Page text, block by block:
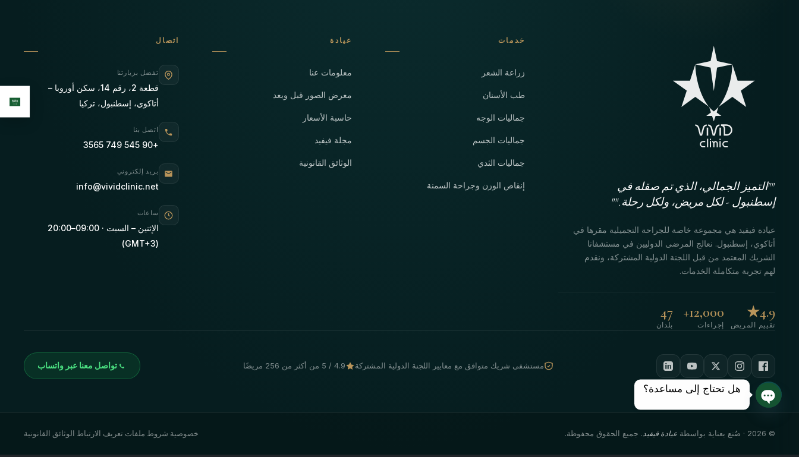
""التميز الجمالي، الذي تم صقله في
إسطنبول - لكل مريض، ولكل رحلة.""
عيادة فيفيد هي مجموعة خاصة للجراحة التجميلية مقرها في
أتاكوي، إسطنبول. نعالج المرضى الدوليين في مستشفانا
الشريك المعتمد من قبل اللجنة الدولية المشتركة، ونقدم
لهم تجربة متكاملة الخدمات.
4.9★
تقييم المريض
12,000+
إجراءات
47
بلدان
خدمات
زراعة الشعر
طب الأسنان
جماليات الوجه
جماليات الجسم
جماليات الثدي
إنقاص الوزن وجراحة السمنة
عيادة
معلومات عنا
معرض الصور قبل وبعد
حاسبة الأسعار
مجلة فيفيد
الوثائق القانونية
اتصال
تفضل بزيارتنا
قطعة 2، رقم 14، سكن أوروبا –
أتاكوي، إسطنبول، تركيا
اتصل بنا
+90 545 749 3565
بريد إلكتروني
info@vividclinic.net
ساعات
الإثنين – السبت · 09:00–20:00
(GMT+3)
مستشفى شريك متوافق مع معايير اللجنة الدولية المشتركة 4.9 / 5 من أكثر من 256 مريضًا تواصل معنا عبر واتساب
©
2026 · صُنع بعناية بواسطة عيادة فيفيد. جميع الحقوق محفوظة. خصوصية شروط ملفات تعريف الارتباط الوثائق القانونية
هل تحتاج إلى مساعدة؟
دردشة مفتوحة